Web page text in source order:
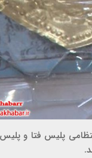
پلیس فتا و